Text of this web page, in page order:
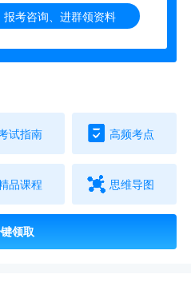
报考咨询、进群领资料
试指南 高频考点
品课程 思维导图
领取